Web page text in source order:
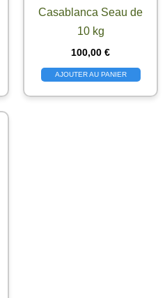
Casablanca Seau de
10 kg
100,00 €
AJOUTER AU PANIER